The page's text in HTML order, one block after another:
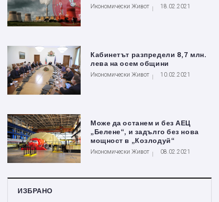
Икономически Живот 18.02.2021
Кабинетът разпредели 8,7 млн.
лева на осем общини
Икономически Живот 10.02.2021
Може да останем и без АЕЦ
„Белене“, и задълго без нова
мощност в „Козлодуй“
Икономически Живот 08.02.2021
ИЗБРАНО